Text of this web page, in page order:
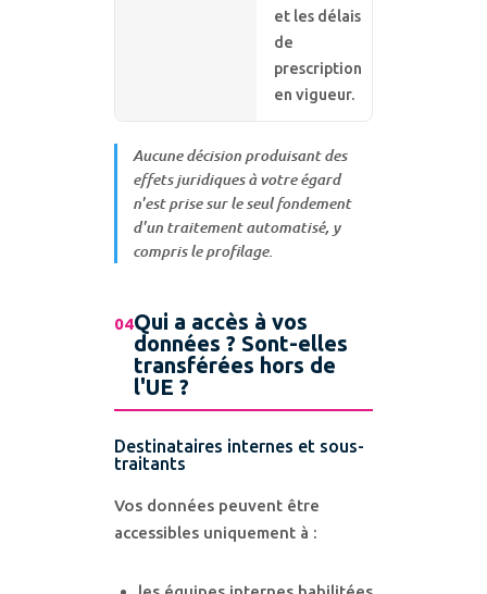
et les délais
de
prescription
en vigueur.
Aucune décision produisant des
effets juridiques à votre égard
n'est prise sur le seul fondement
d'un traitement automatisé, y
compris le profilage.
04Qui a accès à vos
données ? Sont-elles
transférées hors de
l'UE ?
Destinataires internes et sous-
traitants
Vos données peuvent être
accessibles uniquement à :